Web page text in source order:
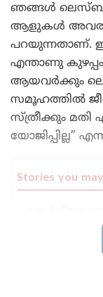
ഞങ്ങൾ
ആളുകൾ
പറയുന്നതാണ്.
എന്താണു
ആയവർക്കും
സമൂഹത്തിൽ
സ്ത്രീക്കും മതി
യോജിപ്പില്ല”
Stories you
ക്ലാസിലും